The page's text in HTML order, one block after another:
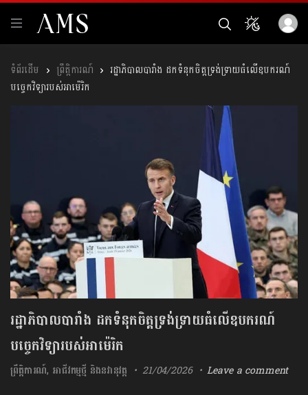
ព្រឹត្តិការណ៍
រដ្ឋាភិបាលបារាំង ដកទំនុកចិត្តទ្រង់ទ្រាយធំលើឧបករណ៍
បច្ចេកវិទ្យារបស់អាម៉េរិក
រដ្ឋាភិបាលបារាំង ដកទំនុកចិត្តទ្រង់ទ្រាយធំលើឧបករណ៍
បច្ចេកវិទ្យារបស់អាម៉េរិក
ព្រឹត្តិការណ៍, អាជីវកម្មថ្មី និងនវានុវត្ត 21/04/2026 Leave a comment